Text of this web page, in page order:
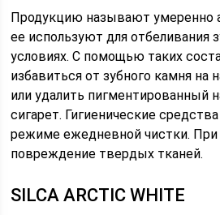
Продукцию называют умеренно
ее используют для отбеливания
условиях. С помощью таких
избавиться от зубного камня на
или удалить пигментированный
сигарет. Гигиенические
режиме ежедневной чистки. При
повреждение твердых тканей.
SILCA ARCTIC WHITE